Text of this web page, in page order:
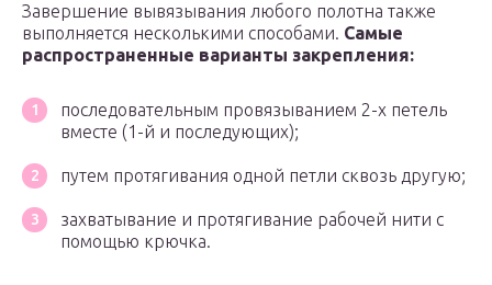
Завершение вывязывания любого полотна также
выполняется несколькими способами. Самые
распространенные варианты закрепления:
последовательным провязыванием 2-х петель
вместе (1-й и последующих);
путем протягивания одной петли сквозь другую;
захватывание и протягивание рабочей нити с
помощью крючка.